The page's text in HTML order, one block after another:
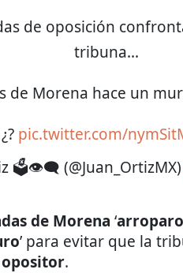
de oposición
tribuna...
de Morena hace un
¿? pic.twitter.com/
🗳️👁‍🗨 (@Juan_OrtizMX)
de Morena ‘
’ para evitar que la
.